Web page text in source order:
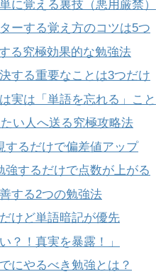
に覚える裏技（悪用厳禁）
ーする覚え方のコツは5つ
る究極効果的な勉強法
する重要なことは3つだけ
実は「単語を忘れる」こと
い人へ送る究極攻略法
するだけで偏差値アップ
強するだけで点数が上がる
する2つの勉強法
けど単語暗記が優先
？！真実を暴露！」
にやるべき勉強とは？